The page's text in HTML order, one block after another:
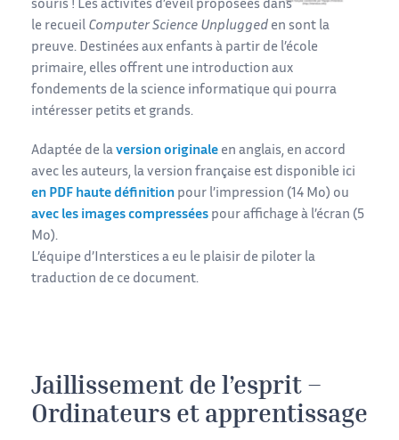
souris ! Les activités d’éveil proposées dans
le recueil Computer Science Unplugged en sont la
preuve. Destinées aux enfants à partir de l’école
primaire, elles offrent une introduction aux
fondements de la science informatique qui pourra
intéresser petits et grands.
Adaptée de la version originale en anglais, en accord
avec les auteurs, la version française est disponible ici
en PDF haute définition pour l’impression (14 Mo) ou
avec les images compressées pour affichage à l’écran (5
Mo).
L’équipe d’Interstices a eu le plaisir de piloter la
traduction de ce document.
Jaillissement de l’esprit –
Ordinateurs et apprentissage